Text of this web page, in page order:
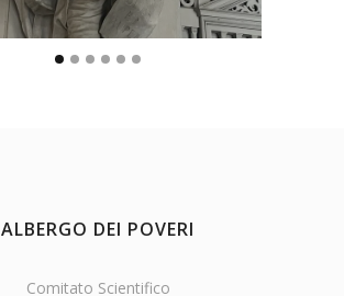
ALBERGO DEI POVERI
Comitato Scientifico